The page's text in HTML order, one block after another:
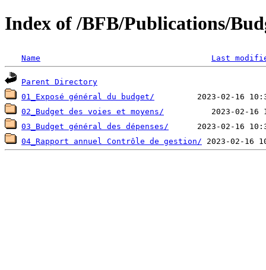
Index of /BFB/Publications/
Name Last
Parent Directory
01_Exposé général du budget/
02_Budget des voies et moyens/
03_Budget général des dépenses/
04_Rapport annuel Contrôle de gestion/